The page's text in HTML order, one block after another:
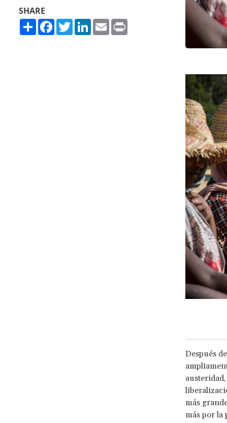
SHARE
ShareFacebook
TwitterLinkedIn
Email
Después
más
más por la